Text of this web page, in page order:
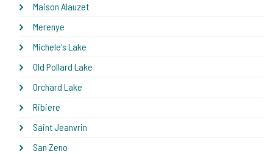
Maison Alauzet
Merenye
Michele's Lake
Old Pollard Lake
Orchard Lake
Ribiere
Saint Jeanvrin
San Zeno